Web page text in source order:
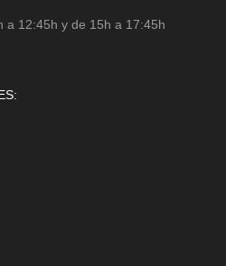
a 12:45h y de 15h a 17:45h